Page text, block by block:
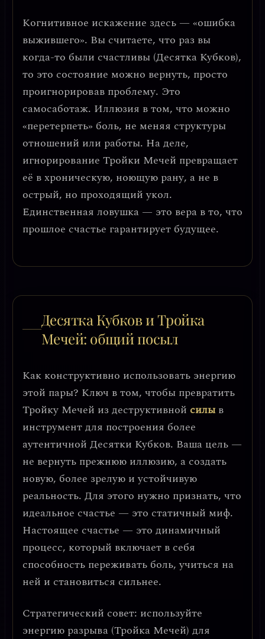
Когнитивное искажение здесь — «ошибка
выжившего». Вы считаете, что раз вы
когда-то были счастливы (Десятка Кубков),
то это состояние можно вернуть, просто
проигнорировав проблему. Это
самосаботаж. Иллюзия в том, что можно
«перетерпеть» боль, не меняя структуры
отношений или работы. На деле,
игнорирование Тройки Мечей превращает
её в хроническую, ноющую рану, а не в
острый, но проходящий укол.
Единственная ловушка — это вера в то, что
прошлое счастье гарантирует будущее.
Десятка Кубков и Тройка
Мечей: общий посыл
Как конструктивно использовать энергию
этой пары? Ключ в том, чтобы превратить
Тройку Мечей из деструктивной силыв
инструмент для построения более
аутентичной Десятки Кубков. Ваша цель —
не вернуть прежнюю иллюзию, а создать
новую, более зрелую и устойчивую
реальность. Для этого нужно признать, что
идеальное счастье — это статичный миф.
Настоящее счастье — это динамичный
процесс, который включает в себя
способность переживать боль, учиться на
ней и становиться сильнее.
Стратегический совет: используйте
энергию разрыва (Тройка Мечей) для